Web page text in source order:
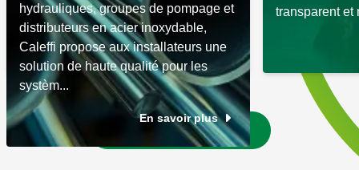
hydrauliques, groupes de pompage et
distributeurs en acier inoxydable,
Caleffi propose aux installateurs une
solution de haute qualité pour les
systèm...
En savoir plus
transparent et
Aller aux actualités